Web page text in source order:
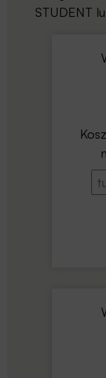
STUDENT